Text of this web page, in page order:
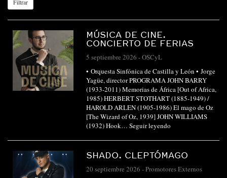
Filtrar
MÚSICA DE CINE.
CONCIERTO DE FERIAS
5 septiembre 2026 -OSCyL
• Orquesta Sinfónica de Castilla y León • Jorge
Yagüe, director PROGRAMA JOHN BARRY
(1933-2011) Memorias de África [Out of Africa,
1985) HERBERT STOTHART (1885-1949) /
HAROLD ARLEN (1905-1986) El mago de Oz
[The Wizard of Oz, 1939] JOHN WILLIAMS
(1932) Hook… Seguir leyendo
SHADO. CLEPTÓMAGO
20 septiembre 2026 -Promotores Externos